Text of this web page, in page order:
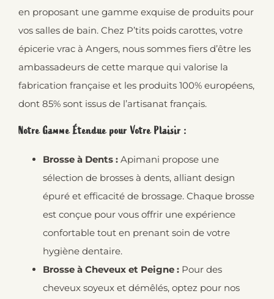
en proposant une gamme exquise de produits pour
vos salles de bain. Chez P’tits poids carottes, votre
épicerie vrac à Angers, nous sommes fiers d’être les
ambassadeurs de cette marque qui valorise la
fabrication française et les produits 100% européens,
dont 85% sont issus de l’artisanat français.
Notre Gamme Étendue pour Votre Plaisir :
Brosse à Dents : Apimani propose une
sélection de brosses à dents, alliant design
épuré et efficacité de brossage. Chaque brosse
est conçue pour vous offrir une expérience
confortable tout en prenant soin de votre
hygiène dentaire.
Brosse à Cheveux et Peigne : Pour des
cheveux soyeux et démêlés, optez pour nos